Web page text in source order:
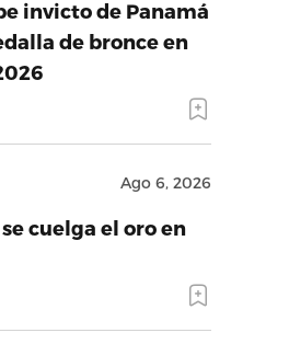
invicto de Panamá
de bronce en
Ago 6, 2026
cuelga el oro en